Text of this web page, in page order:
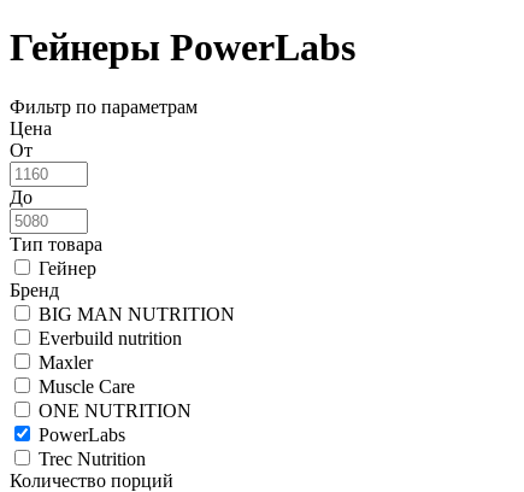
Гейнеры PowerLabs
Фильтр по параметрам
Цена
От
До
Тип товара
Гейнер
Бренд
BIG MAN NUTRITION
Everbuild nutrition
Maxler
Muscle Care
ONE NUTRITION
PowerLabs
Trec Nutrition
Количество порций